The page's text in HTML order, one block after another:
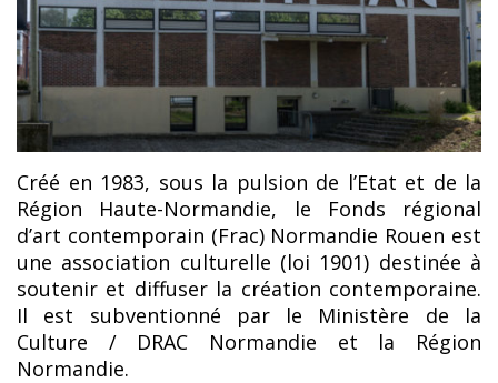
Créé en 1983, sous la pulsion de l’Etat et de la
Région Haute-Normandie, le Fonds régional
d’art contemporain (Frac) Normandie Rouen est
une association culturelle (loi 1901) destinée à
soutenir et diffuser la création contemporaine.
Il est subventionné par le Ministère de la
Culture / DRAC Normandie et la Région
Normandie.